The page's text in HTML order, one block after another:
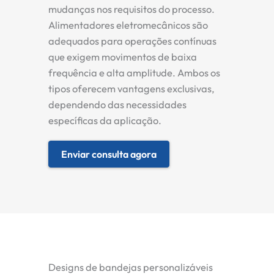
mudanças nos requisitos do processo.
Alimentadores eletromecânicos são
adequados para operações contínuas
que exigem movimentos de baixa
frequência e alta amplitude. Ambos os
tipos oferecem vantagens exclusivas,
dependendo das necessidades
específicas da aplicação.
Enviar consulta agora
Designs de bandejas personalizáveis